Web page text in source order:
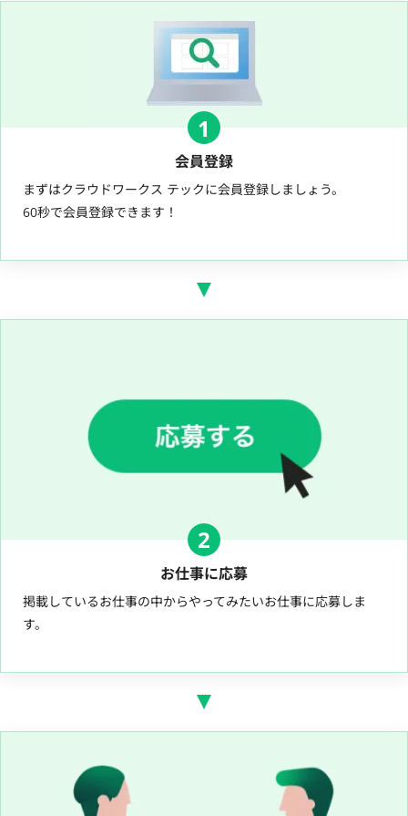
1
会員登録
まずはクラウドワークス テックに会員登録しましょう。
60秒で会員登録できます！
2
お仕事に応募
掲載しているお仕事の中からやってみたいお仕事に応募しま
す。